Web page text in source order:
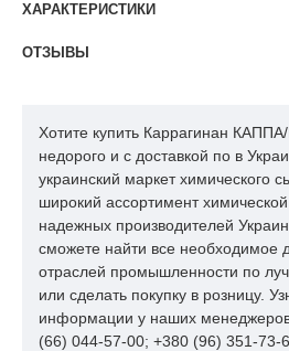
ХАРАКТЕРИСТИКИ
ОТЗЫВЫ
Хотите купить Каррагинан
недорого и с доставкой по в
украинский маркет химического
широкий ассортимент
надежных производителей
сможете найти все необходимое
отраслей промышленности по
или сделать покупку в розницу.
информации у наших
(66) 044-57-00; +380 (96) 351-73-